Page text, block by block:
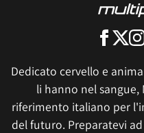
Dedicato cervello e
li hanno nel
riferimento italiano per
del futuro. Preparatevi